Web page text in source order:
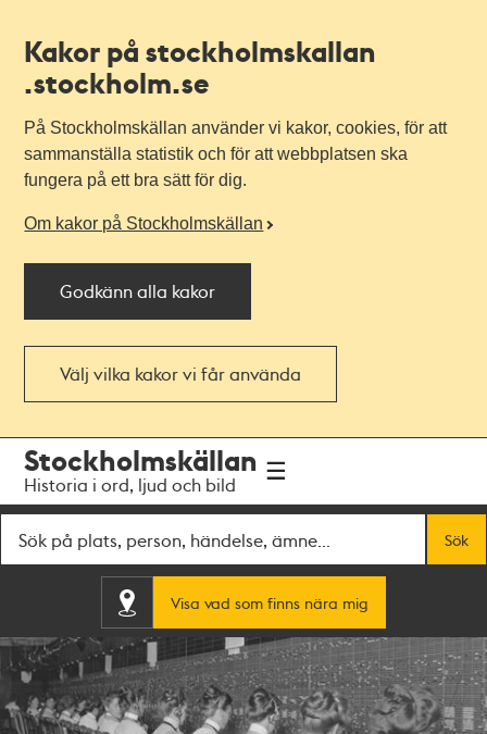
Kakor på stockholmskallan
.stockholm.se
På Stockholmskällan använder vi kakor, cookies, för att
sammanställa statistik och för att webbplatsen ska
fungera på ett bra sätt för dig.
Om kakor på Stockholmskällan
Godkänn alla kakor
Välj vilka kakor vi får använda
navigationen
huvudinnehållet
Stockholmskällan
Historia i ord, ljud och bild
Sök
Visa vad som finns nära mig